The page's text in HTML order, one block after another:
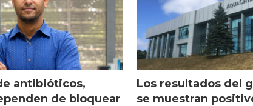
antibióticos,
de bloquear
Los resultados del
se muestran